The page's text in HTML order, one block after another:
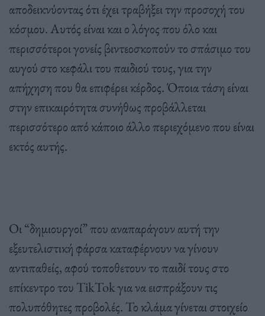
αποδεικνύοντας ότι έχει τραβήξει την προσοχή του
κόσμου. Αυτός είναι και ο λόγος που όλο και
περισσότεροι γονείς βιντεοσκοπούν το σπάσιμο του
αυγού στο κεφάλι του παιδιού τους, για την
απήχηση που θα επιφέρει κέρδος. Όποια τάση είναι
στην επικαιρότητα συνήθως προβάλλεται
περισσότερο από κάποιο άλλο περιεχόμενο που είναι
εκτός αυτής.
Οι “δημιουργοί” που αναπαράγουν αυτή την
εξευτελιστική φάρσα καταφέρνουν να γίνουν
αντιπαθείς, αφού τοποθετουν το παιδί τους στο
επίκεντρο του TikTok για να εισπράξουν τις
πολυπόθητες προβολές. Το κλάμα γίνεται στοιχείο